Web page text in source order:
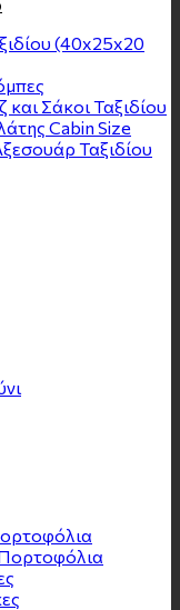
(40x25x20
και Σάκοι Ταξιδίου
Cabin Size
Ταξιδίου
Πορτοφόλια